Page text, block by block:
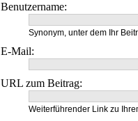
Benutzername:
Synonym, unter dem Ihr
E-Mail:
URL zum Beitrag:
Weiterführender Link zu